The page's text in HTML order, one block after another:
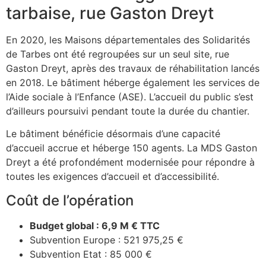
tarbaise, rue Gaston Dreyt
En 2020, les Maisons départementales des Solidarités
de Tarbes ont été regroupées sur un seul site, rue
Gaston Dreyt, après des travaux de réhabilitation lancés
en 2018. Le bâtiment héberge également les services de
l’Aide sociale à l’Enfance (ASE). L’accueil du public s’est
d’ailleurs poursuivi pendant toute la durée du chantier.
Le bâtiment bénéficie désormais d’une capacité
d’accueil accrue et héberge 150 agents. La MDS Gaston
Dreyt a été profondément modernisée pour répondre à
toutes les exigences d’accueil et d’accessibilité.
Coût de l’opération
Budget global : 6,9 M € TTC
Subvention Europe : 521 975,25 €
Subvention Etat : 85 000 €